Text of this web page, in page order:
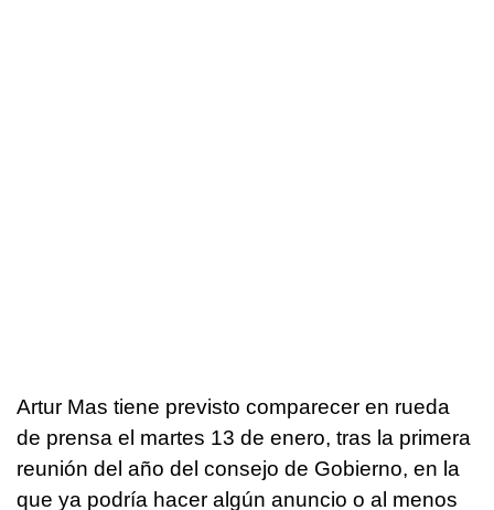
Artur Mas tiene previsto comparecer en rueda
de prensa el martes 13 de enero, tras la primera
reunión del año del consejo de Gobierno, en la
que ya podría hacer algún anuncio o al menos